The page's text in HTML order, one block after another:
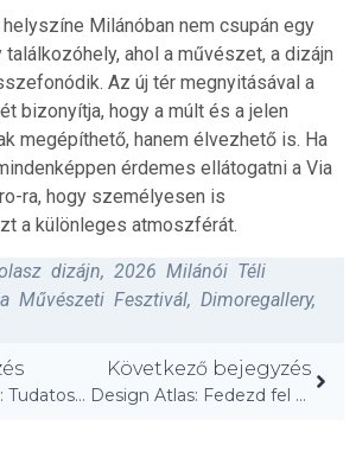
Milánóban nem csupán egy
találkozóhely, ahol a művészet, a dizájn
Az új tér megnyitásával a
bizonyítja, hogy a múlt és a jelen
megépíthető, hanem élvezhető is. Ha
érdemes ellátogatni a Via
ra, hogy személyesen is
a különleges atmoszférát.
dizájn, 2026 Milánói Téli
Művészeti Fesztivál, Dimoregallery,
Konyha a héten: Tudatos átalakítás csempe-tervezőnek
Következő bejegyzés
Design Atlas: Fedezd fel a kreatív világ határait!